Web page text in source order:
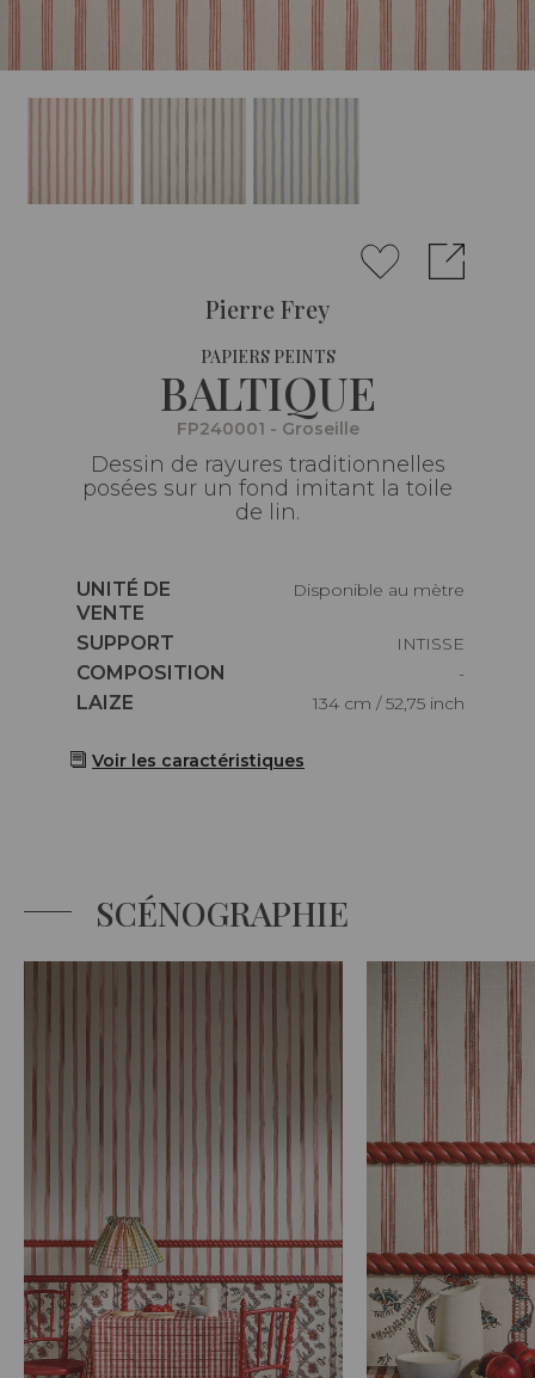
Pierre Frey
PAPIERS PEINTS
BALTIQUE
FP240001 - Groseille
Dessin de rayures traditionnelles
posées sur un fond imitant la toile
de lin.
Caractéristiques
UNITÉ DE
VENTE
Disponible au mètre
Caractéristiques
SUPPORT
INTISSE
Caractéristiques
COMPOSITION
-
Caractéristiques
LAIZE 134 cm / 52,75 inch
Voir les caractéristiques
SCÉNOGRAPHIE